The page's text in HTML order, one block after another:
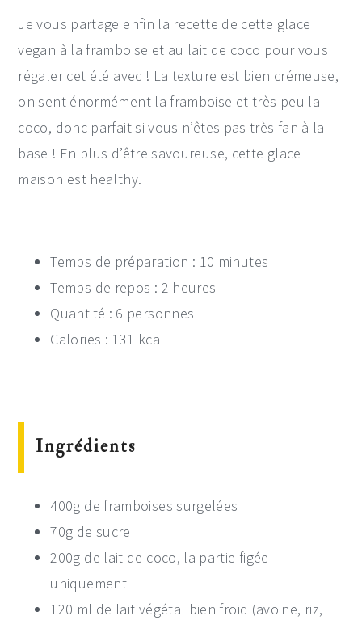
Je vous partage enfin la recette de cette glace
vegan à la framboise et au lait de coco pour vous
régaler cet été avec ! La texture est bien crémeuse,
on sent énormément la framboise et très peu la
coco, donc parfait si vous n’êtes pas très fan à la
base ! En plus d’être savoureuse, cette glace
maison est healthy.
Temps de préparation : 10 minutes
Temps de repos : 2 heures
Quantité : 6 personnes
Calories : 131 kcal
Ingrédients
400g de framboises surgelées
70g de sucre
200g de lait de coco, la partie figée
uniquement
120 ml de lait végétal bien froid (avoine, riz,